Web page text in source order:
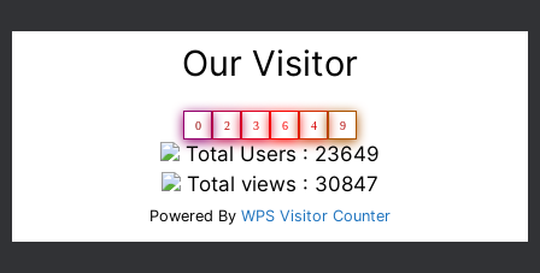
Our Visitor
0 2 3 6 4 9
Total Users : 23649
Total views : 30847
Powered By WPS Visitor Counter